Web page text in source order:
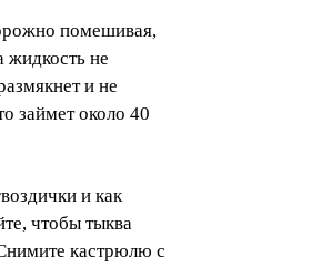
помешивая,
жидкость не
и не
займет около 40
и как
чтобы тыква
кастрюлю с